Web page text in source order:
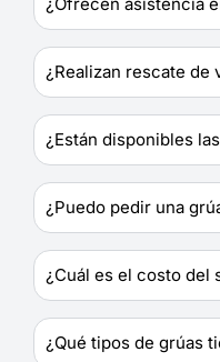
¿Realizan rescate
¿Están disponibles
¿Puedo pedir una
¿Cuál es el costo del
¿Qué tipos de grúas